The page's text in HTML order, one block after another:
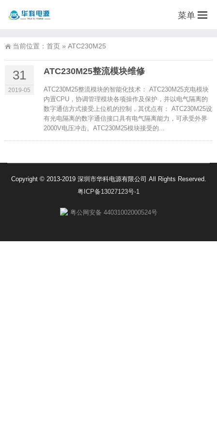
菜单
当前位置： 首页 » ATC230M25
31
2019-05
ATC230M25整流模块维修
ATC230M25整流模块的智能化技术： ATC230M25充电模块
内置CPU，协调管理模块各项操作及保护，并以电气隔离的
数字通信方式接受上位机的控制，其优点有： ATC230M25设
有光电隔离的数字通信接口具有电气隔离能力，可承受外界
2000V电压冲击。ATC230M25模块接受的...
Copyright © 2013-2019 深圳市华科电源有限公司 All Rights Reserved.
粤ICP备13027123号-1
粤公网安备 44031002000524号